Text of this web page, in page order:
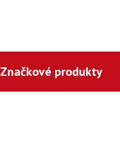
Značkové produkty